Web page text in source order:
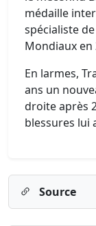
médaille
spécialiste
Mondiaux en
En larmes,
ans un
droite après
blessures lui
Source